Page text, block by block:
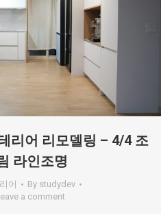
리어 리모델링 – 4/4 조
라인조명
어 By studydev
a comment